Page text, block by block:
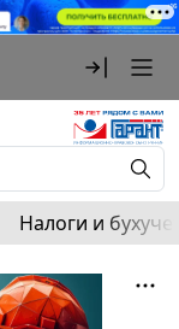
Налоги и